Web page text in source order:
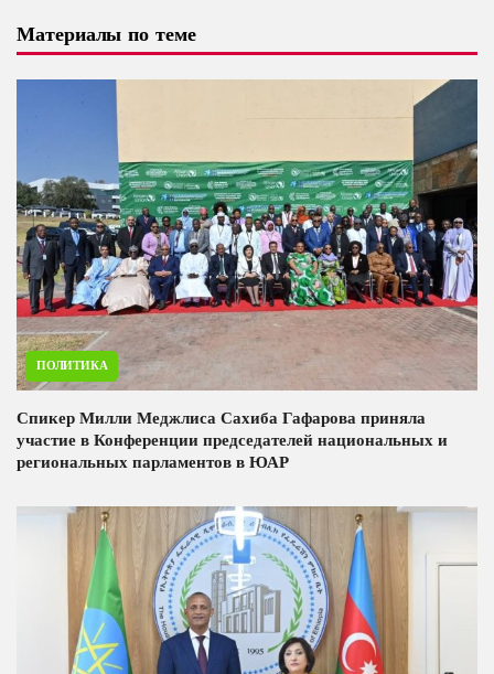
Материалы по теме
ПОЛИТИКА
Спикер Милли Меджлиса Сахиба Гафарова приняла
участие в Конференции председателей национальных и
региональных парламентов в ЮАР